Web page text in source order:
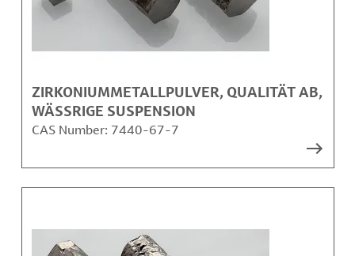
ZIRKONIUMMETALLPULVER, QUALITÄT AB,
WÄSSRIGE SUSPENSION
CAS Number: 7440-67-7